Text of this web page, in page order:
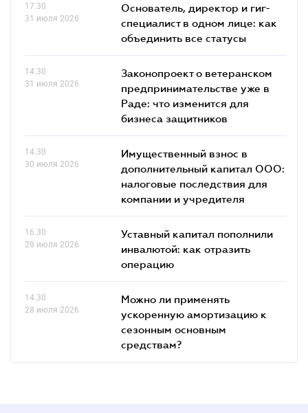
17.30
31 июля 2026
Основатель, директор и гиг-
специалист в одном лице: как
объединить все статусы
14.30
31 июля 2026
Законопроект о ветеранском
предпринимательстве уже в
Раде: что изменится для
бизнеса защитников
14.30
30 июля 2026
Имущественный взнос в
дополнительный капитал ООО:
налоговые последствия для
компании и учредителя
16.30
28 июля 2026
Уставный капитал пополнили
инвалютой: как отразить
операцию
14.30
28 июля 2026
Можно ли применять
ускоренную амортизацию к
сезонным основным
средствам?